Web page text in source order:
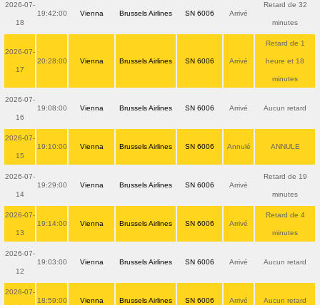
2026-07-
18
19:42:00 Vienna Brussels Airlines SN 6006 Arrivé
Retard de 32
minutes
2026-07-
17
20:28:00 Vienna Brussels Airlines SN 6006 Arrivé
Retard de 1
heure et 18
minutes
2026-07-
16
19:08:00 Vienna Brussels Airlines SN 6006 Arrivé Aucun retard
2026-07-
15
19:10:00 Vienna Brussels Airlines SN 6006 Annulé ANNULE
2026-07-
14
19:29:00 Vienna Brussels Airlines SN 6006 Arrivé
Retard de 19
minutes
2026-07-
13
19:14:00 Vienna Brussels Airlines SN 6006 Arrivé
Retard de 4
minutes
2026-07-
12
19:03:00 Vienna Brussels Airlines SN 6006 Arrivé Aucun retard
2026-07-
18:59:00 Vienna Brussels Airlines SN 6006 Arrivé Aucun retard